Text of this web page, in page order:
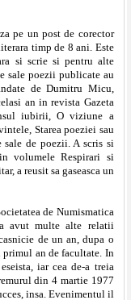
pe un post de corector
timp de 8 ani. Este
si scrie si pentru alte
sale poezii publicate au
de Dumitru Micu,
an in revista Gazeta
iubirii, O viziune a
Starea poeziei sau
de poezii. A scris si
volumele Respirari si
a reusit sa gaseasca un
de Numismatica
avut multe alte relatii
de un an, dupa o
primul an de facultate. In
iar cea de-a treia
din 4 martie 1977
insa. Evenimentul il